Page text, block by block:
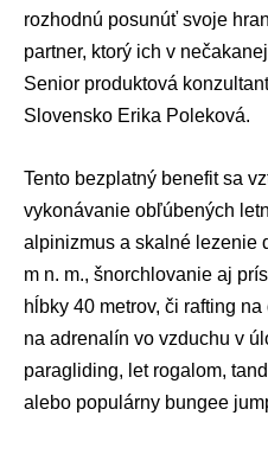
rozhodnú posunúť svoje
partner, ktorý ich v
Senior produktová
Slovensko Erika Poleková.
Tento bezplatný benefit sa
vykonávanie obľúbených
alpinizmus a skalné lezenie
m n. m., šnorchlovanie aj
hĺbky 40 metrov, či rafting
na adrenalín vo vzduchu v
paragliding, let rogalom,
alebo populárny bungee